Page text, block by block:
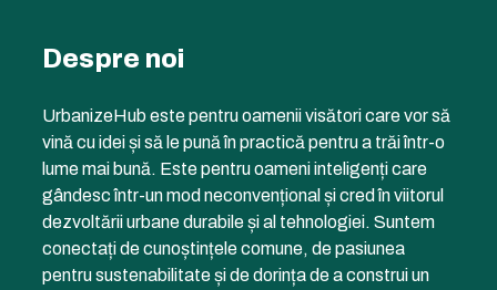
Despre noi
UrbanizeHub este pentru oamenii visători care vor să
vină cu idei și să le pună în practică pentru a trăi într-o
lume mai bună. Este pentru oameni inteligenți care
gândesc într-un mod neconvențional și cred în viitorul
dezvoltării urbane durabile și al tehnologiei. Suntem
conectați de cunoștințele comune, de pasiunea
pentru sustenabilitate și de dorința de a construi un